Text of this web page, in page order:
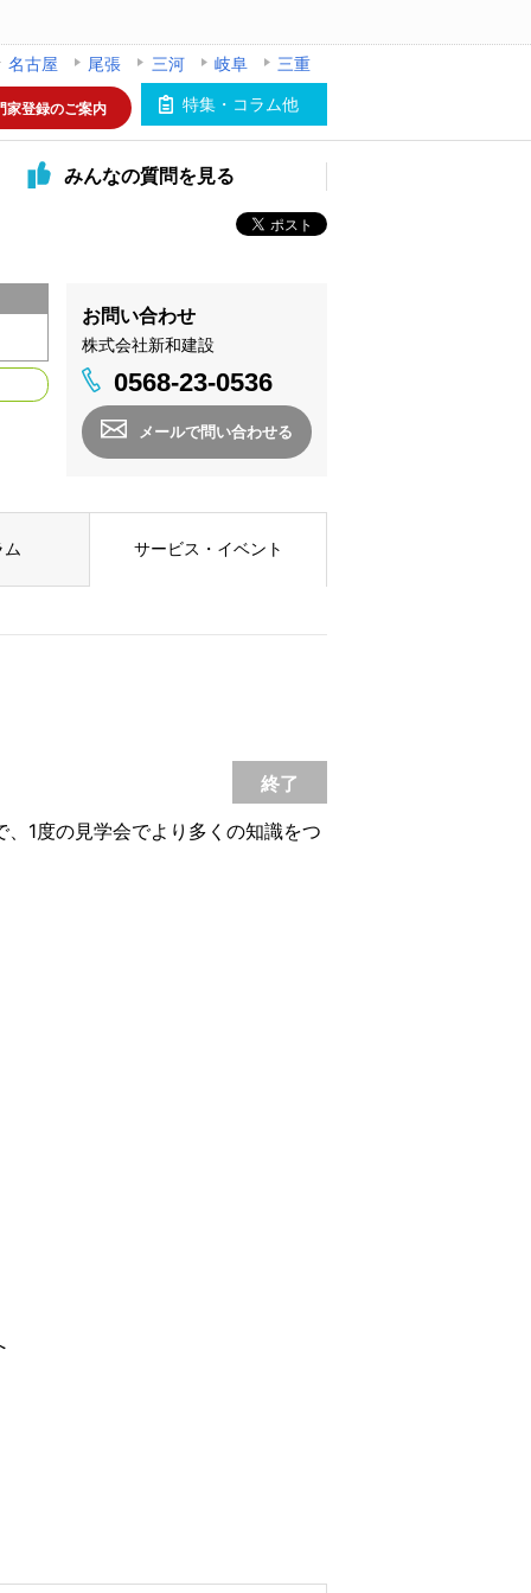
名古屋 尾張 三河 岐阜
三重
特集・コラム他
家登録のご案内
みんなの質問を見る
お問い合わせ
株式会社新和建設
0568-23-0536
メールで問い合わせる
ム サービス・イベント
終了
1度の見学会でより多くの知識をつ